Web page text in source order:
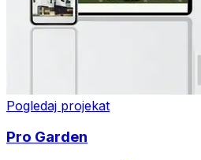
Pogledaj projekat
Pro Garden